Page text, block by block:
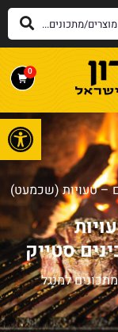
0
– טעויות (שכמעט)
סטייק
מתכונים למנגל